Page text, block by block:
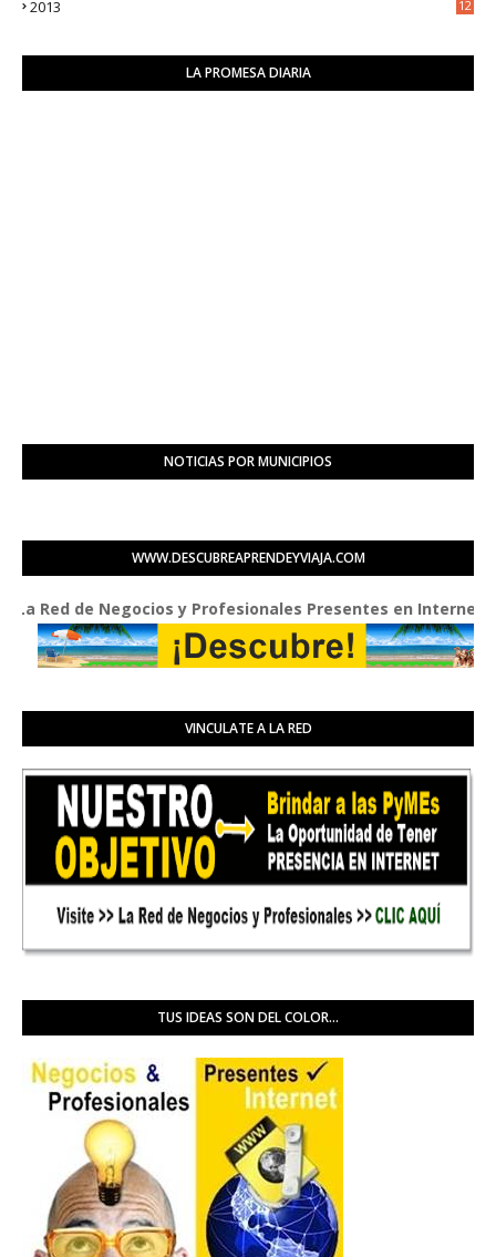
2013
12
LA PROMESA DIARIA
NOTICIAS POR MUNICIPIOS
WWW.DESCUBREAPRENDEYVIAJA.COM
de Negocios y Profesionales Presentes en Internet
VINCULATE A LA RED
TUS IDEAS SON DEL COLOR...